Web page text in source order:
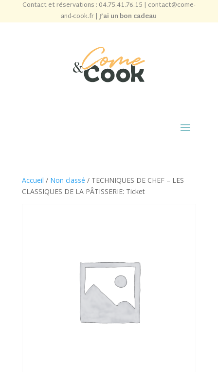
Contact et réservations : 04.75.41.76.15 | contact@come-
and-cook.fr|J’ai un bon cadeau
Accueil / Non classé / TECHNIQUES DE CHEF – LES
CLASSIQUES DE LA PÂTISSERIE: Ticket